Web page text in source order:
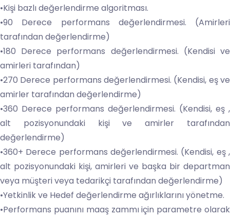
•Kişi bazlı değerlendirme algoritması.
•90 Derece performans değerlendirmesi. (Amirleri
tarafından değerlendirme)
•180 Derece performans değerlendirmesi. (Kendisi ve
amirleri tarafından)
•270 Derece performans değerlendirmesi. (Kendisi, eş ve
amirler tarafından değerlendirme)
•360 Derece performans değerlendirmesi. (Kendisi, eş ,
alt pozisyonundaki kişi ve amirler tarafından
değerlendirme)
•360+ Derece performans değerlendirmesi. (Kendisi, eş ,
alt pozisyonundaki kişi, amirleri ve başka bir departman
veya müşteri veya tedarikçi tarafından değerlendirme)
•Yetkinlik ve Hedef değerlendirme ağırlıklarını yönetme.
•Performans puanını maaş zammı için parametre olarak